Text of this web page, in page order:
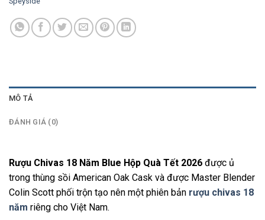
MÔ TẢ
ĐÁNH GIÁ (0)
Rượu Chivas 18 Năm Blue Hộp Quà Tết 2026 được ủ
trong thùng sồi American Oak Cask và được Master Blender
Colin Scott phối trộn tạo nên một phiên bản rượu chivas 18
năm riêng cho Việt Nam.